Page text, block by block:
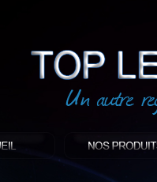
Top led world
décoratif led
publicitaire led